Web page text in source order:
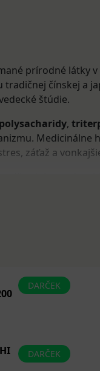
prírodné látky
tradičnej čínskej a
štúdie.
polysacharidy,
Medicinálne
záťaž a
riadkoch vám
najznámejších
, ktoré majú silné
DARČEK
DARČEK